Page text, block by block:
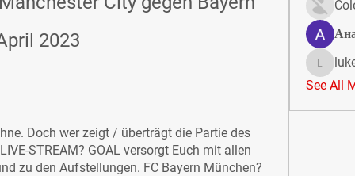
2023
Doch wer zeigt / überträgt die Partie des
STREAM? GOAL versorgt Euch mit allen
zu den Aufstellungen. FC Bayern München?
See All